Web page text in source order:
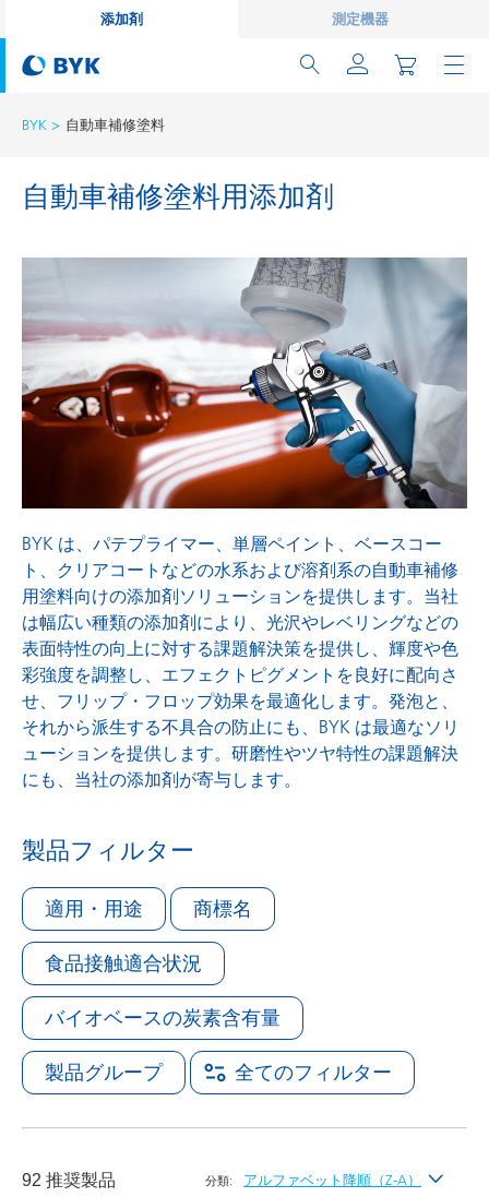
添加剤 測定機器
BYK 自動車補修塗料
自動車補修塗料用添加剤
BYK は、パテプライマー、単層ペイント、ベースコー
ト、クリアコートなどの水系および溶剤系の自動車補修
用塗料向けの添加剤ソリューションを提供します。当社
は幅広い種類の添加剤により、光沢やレベリングなどの
表面特性の向上に対する課題解決策を提供し、輝度や色
彩強度を調整し、エフェクトピグメントを良好に配向さ
せ、フリップ・フロップ効果を最適化します。発泡と、
それから派生する不具合の防止にも、BYK は最適なソリ
ューションを提供します。研磨性やツヤ特性の課題解決
にも、当社の添加剤が寄与します。
製品フィルター
適用・用途 商標名
食品接触適合状況
バイオベースの炭素含有量
製品グループ 全てのフィルター
92 推奨製品 分類: アルファベット降順（Z-A）